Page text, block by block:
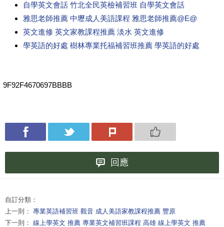
自學英文會話 竹北全民英檢補習班 自學英文會話
雅思老師推薦 中壢成人美語課程 雅思老師推薦@E@
英文進修 英文家教課程推薦 淡水 英文進修
學英語的好處 樹林專業托福補習班推薦 學英語的好處
9F92F4670697BBBB
回應
自訂分類：
上一則： 專業英語補習班 觀音 成人美語家教課程推薦 豐原
下一則： 線上學英文 推薦 專業英文補習班課程 高雄 線上學英文 推薦